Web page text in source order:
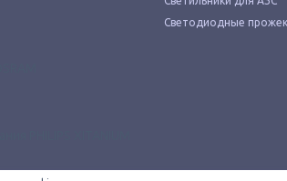
Светодиодные